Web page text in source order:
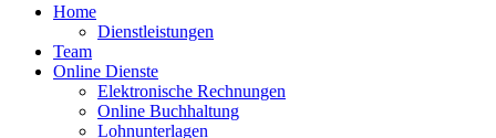
Home
Dienstleistungen
Team
Online Dienste
Elektronische Rechnungen
Online Buchhaltung
Lohnunterlagen